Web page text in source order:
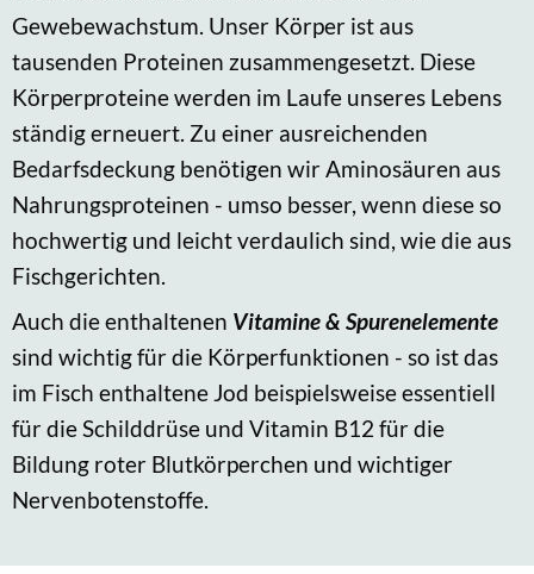
Gewebewachstum. Unser Körper ist aus
tausenden Proteinen zusammengesetzt. Diese
Körperproteine werden im Laufe unseres Lebens
ständig erneuert. Zu einer ausreichenden
Bedarfsdeckung benötigen wir Aminosäuren aus
Nahrungsproteinen - umso besser, wenn diese so
hochwertig und leicht verdaulich sind, wie die aus
Fischgerichten.
Auch die enthaltenen Vitamine & Spurenelemente
sind wichtig für die Körperfunktionen - so ist das
im Fisch enthaltene Jod beispielsweise essentiell
für die Schilddrüse und Vitamin B12 für die
Bildung roter Blutkörperchen und wichtiger
Nervenbotenstoffe.